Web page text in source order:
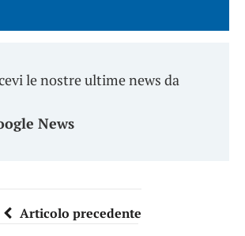
le nostre ultime news da
News
Articolo precedente